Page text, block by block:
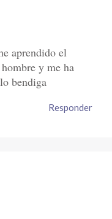
aprendido el
y me ha
bendiga
Responder